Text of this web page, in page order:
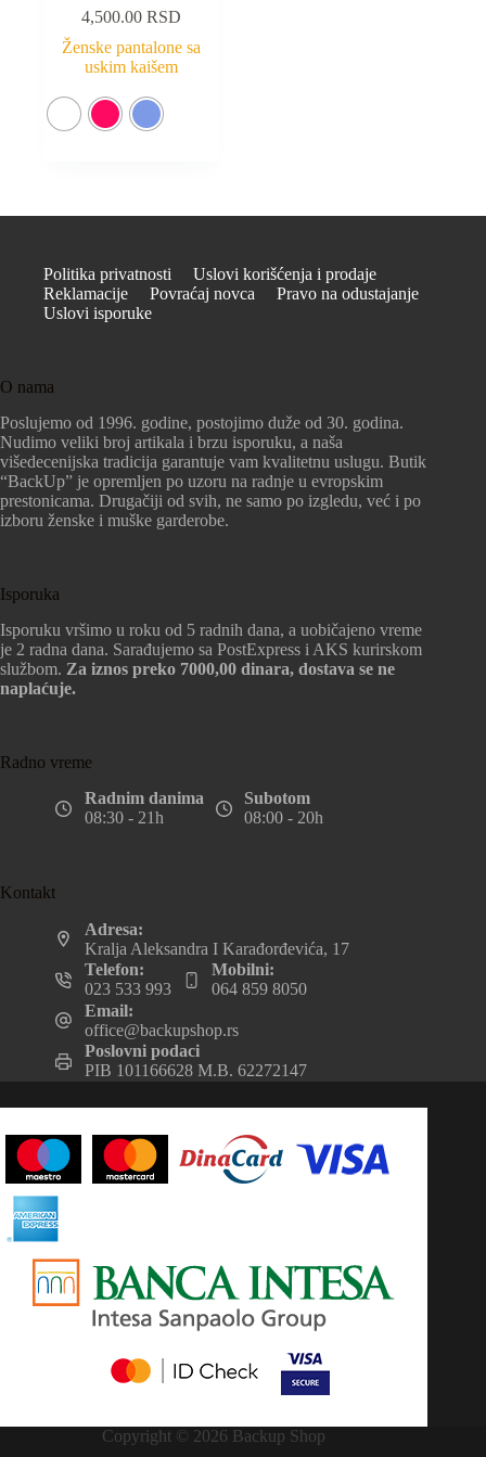
4,500.00RSD
Ženske pantalone sa
uskim kaišem
Politika privatnosti
Uslovi korišćenja i prodaje
Reklamacije
Povraćaj novca
Pravo na odustajanje
Uslovi isporuke
O nama
Poslujemo od 1996. godine, postojimo duže od 30. godina.
Nudimo veliki broj artikala i brzu isporuku, a naša
višedecenijska tradicija garantuje vam kvalitetnu uslugu. Butik
“BackUp” je opremljen po uzoru na radnje u evropskim
prestonicama. Drugačiji od svih, ne samo po izgledu, već i po
izboru ženske i muške garderobe.
Isporuka
Isporuku vršimo u roku od 5 radnih dana, a uobičajeno vreme
je 2 radna dana. Sarađujemo sa PostExpress i AKS kurirskom
službom. Za iznos preko 7000,00 dinara, dostava se ne
naplaćuje.
Radno vreme
Radnim danima
08:30 - 21h
Subotom
08:00 - 20h
Kontakt
Adresa:
Kralja Aleksandra I Karađorđevića, 17
Telefon:
023 533 993
Mobilni:
064 859 8050
Email:
office@backupshop.rs
Poslovni podaci
PIB 101166628 M.B. 62272147
Copyright © 2026 Backup Shop